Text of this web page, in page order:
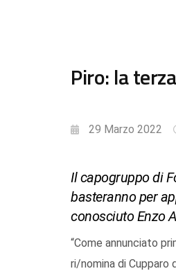
Piro: la
29 Marzo 2022
Il capogruppo di
basteranno per
conosciuto Enzo
“Come annunciato
ri/nomina di